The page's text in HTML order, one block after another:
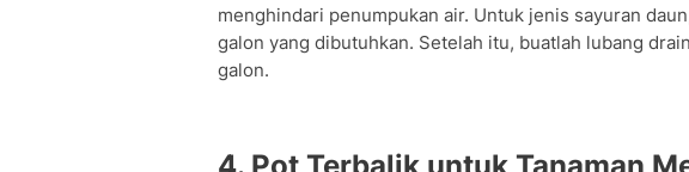
menghindari penumpukan air. Untuk jenis sayuran
galon yang dibutuhkan. Setelah itu, buatlah lubang
galon.